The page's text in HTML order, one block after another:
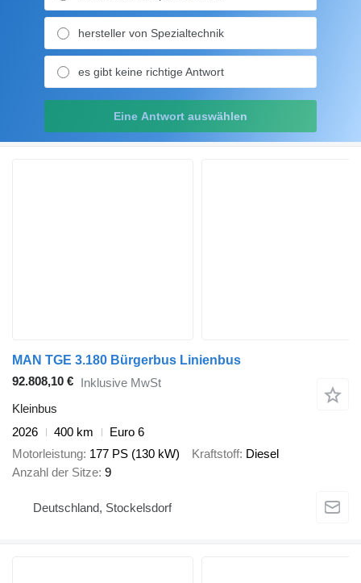
hersteller von Spezialtechnik
es gibt keine richtige Antwort
Eine Antwort auswählen
MAN TGE 3.180 Bürgerbus Linienbus
92.808,10 € Inklusive MwSt
Kleinbus
2026
400 km
Euro 6
Motorleistung 177 PS (130 kW) Kraftstoff Diesel
Anzahl der Sitze 9
Deutschland, Stockelsdorf